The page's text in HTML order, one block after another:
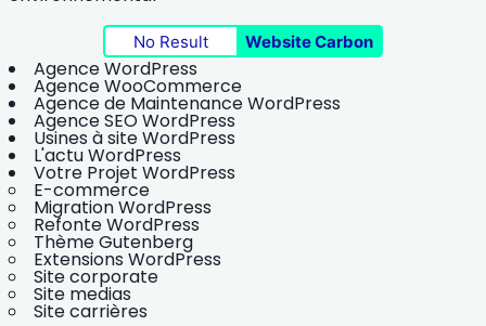
No Result Website Carbon
Agence WordPress
Agence WooCommerce
Agence de Maintenance WordPress
Agence SEO WordPress
Usines à site WordPress
L'actu WordPress
Votre Projet WordPress
E-commerce
Migration WordPress
Refonte WordPress
Thème Gutenberg
Extensions WordPress
Site corporate
Site medias
Site carrières